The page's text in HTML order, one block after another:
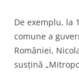
De exemplu, la
comune a
României,
susțină